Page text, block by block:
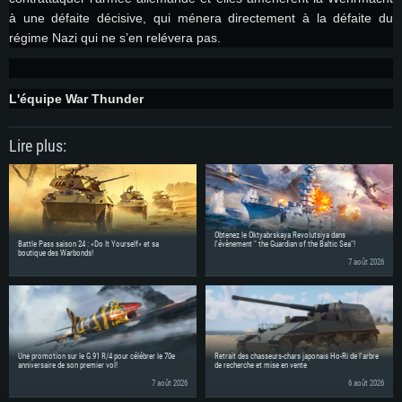
à une défaite décisive, qui ménera directement à la défaite du
régime Nazi qui ne s’en relévera pas.
L'équipe War Thunder
Lire plus:
Battle Pass saison 24 : «Do It Yourself» et sa
boutique des Warbonds!
Obtenez le Oktyabrskaya Revolutsiya dans
l'évènement " the Guardian of the Baltic Sea"!
7 août 2026
Une promotion sur le G.91 R/4 pour célébrer le 70e
anniversaire de son premier vol!
7 août 2026
Retrait des chasseurs-chars japonais Ho-Ri de l'arbre
de recherche et mise en vente
6 août 2026